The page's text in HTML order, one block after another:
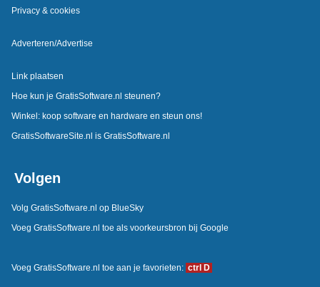
Privacy & cookies
Adverteren/Advertise
Link plaatsen
Hoe kun je GratisSoftware.nl steunen?
Winkel: koop software en hardware en steun ons!
GratisSoftwareSite.nl is GratisSoftware.nl
Volgen
Volg GratisSoftware.nl op BlueSky
Voeg GratisSoftware.nl toe als voorkeursbron bij Google
Voeg GratisSoftware.nl toe aan je favorieten: ctrl D